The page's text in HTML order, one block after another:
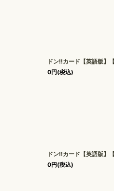
ドン!!カード【英語版】
0円(税込)
ドン!!カード【英語版】
0円(税込)